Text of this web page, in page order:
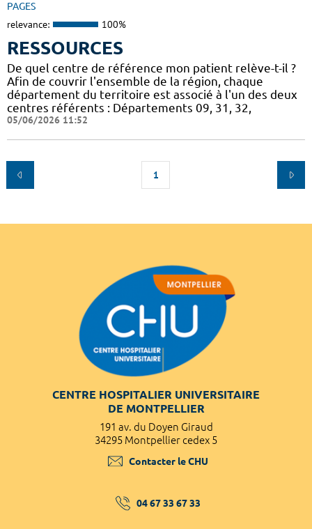
PAGES
relevance: 100%
RESSOURCES
De quel centre de référence mon patient relève-t-il ?
Afin de couvrir l'ensemble de la région, chaque
département du territoire est associé à l'un des deux
centres référents : Départements 09, 31, 32,
05/06/2026 11:52
1
CENTRE HOSPITALIER UNIVERSITAIRE
DE MONTPELLIER
191 av. du Doyen Giraud
34295 Montpellier cedex 5
Contacter le CHU
04 67 33 67 33